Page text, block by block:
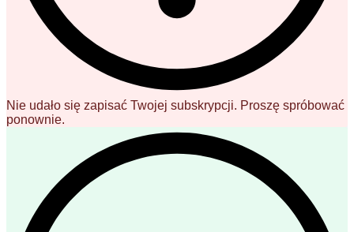
Nie udało się zapisać Twojej subskrypcji. Proszę spróbować
ponownie.